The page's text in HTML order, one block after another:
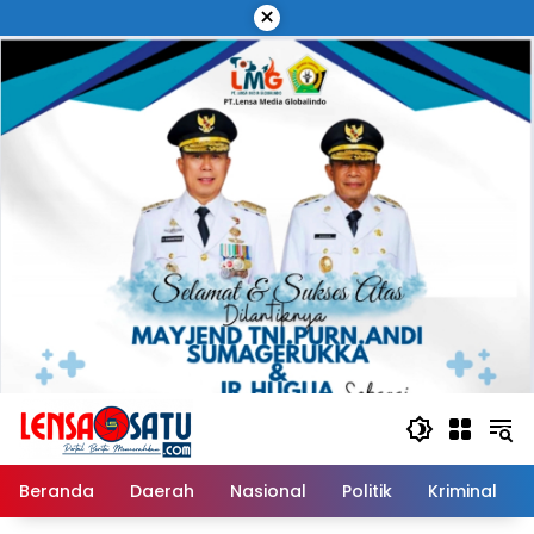
ke
konten
×
Beranda Daerah Nasional Politik Kriminal